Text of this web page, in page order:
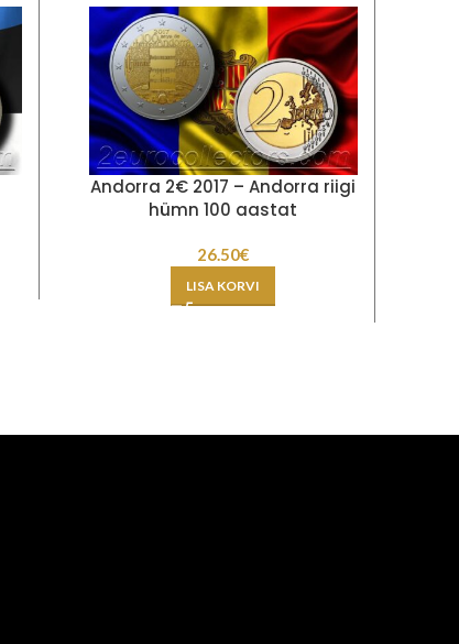
Andorra 2€ 2017 – Andorra riigi
hümn 100 aastat
26.50€
LISA KORVI